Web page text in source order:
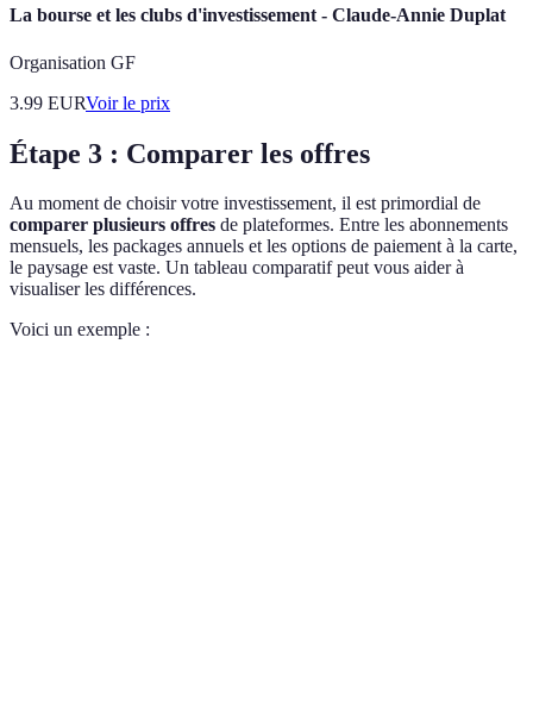
La bourse et les clubs d'investissement - Claude-Annie Duplat
Organisation GF
3.99 EURVoir le prix
Étape 3 : Comparer les offres
Au moment de choisir votre investissement, il est primordial de
comparer plusieurs offres de plateformes. Entre les abonnements
mensuels, les packages annuels et les options de paiement à la carte,
le paysage est vaste. Un tableau comparatif peut vous aider à
visualiser les différences.
Voici un exemple :